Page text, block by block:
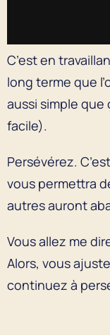
C’est en
long terme que
aussi simple que
facile).
Persévérez.
vous permettra
autres auront
Vous allez me
Alors, vous
continuez à